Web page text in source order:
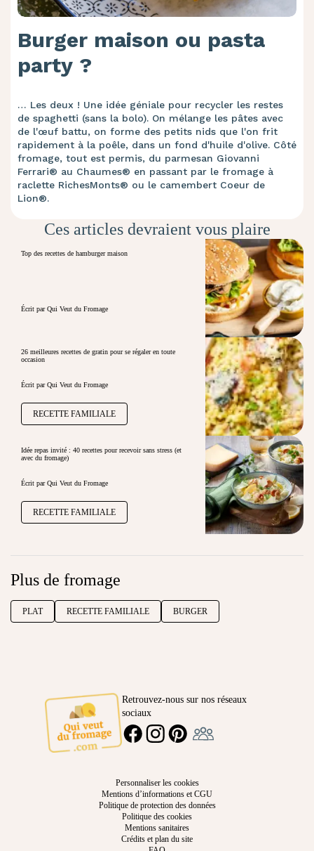
Burger maison ou pasta
party ?
… Les deux ! Une idée géniale pour recycler les restes
de spaghetti (sans la bolo). On mélange les pâtes avec
de l'œuf battu, on forme des petits nids que l'on frit
rapidement à la poêle, dans un fond d'huile d'olive. Côté
fromage, tout est permis, du parmesan Giovanni
Ferrari® au Chaumes® en passant par le fromage à
raclette RichesMonts® ou le camembert Coeur de
Lion®.
Ces articles devraient vous plaire
Top des recettes de hamburger maison
Écrit par Qui Veut du Fromage
26 meilleures recettes de gratin pour se régaler en toute
occasion
Écrit par Qui Veut du Fromage
RECETTE FAMILIALE
Idée repas invité : 40 recettes pour recevoir sans stress (et
avec du fromage)
Écrit par Qui Veut du Fromage
RECETTE FAMILIALE
Plus de fromage
PLAT RECETTE FAMILIALE BURGER
Retrouvez-nous sur nos réseaux
sociaux
FACEBOOKINSTAGRAMPINTEREST
Personnaliser les cookies
Mentions d’informations et CGU
Politique de protection des données
Politique des cookies
Mentions sanitaires
Crédits et plan du site